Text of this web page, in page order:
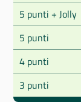
5 punti + Jolly
5 punti
4 punti
3 punti